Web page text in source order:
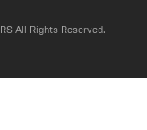
All Rights Reserved.